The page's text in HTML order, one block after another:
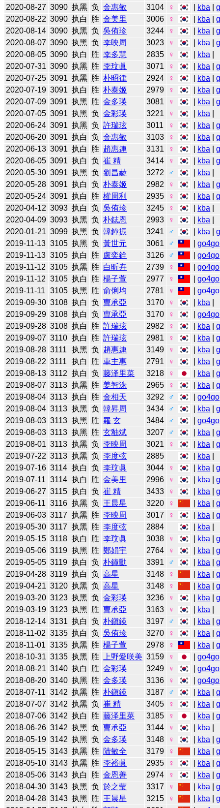
2020-08-27 3090 执黑 负 金惠敏 3104 ♀ kba |
2020-08-22 3090 执白 胜 金美里 3006 ♀ kba |
2020-08-14 3090 执黑 负 吳侑珍 3244 ♀ kba |
2020-08-07 3090 执黑 负 李映周 3023 ♀ kba |
2020-08-05 3090 执白 胜 李多慧 2835 ♀ kba
2020-07-31 3090 执黑 胜 李玟眞 3071 ♀ kba |
2020-07-25 3091 执黑 胜 朴昭律 2924 ♀ kba |
2020-07-19 3091 执白 胜 朴泰姬 2979 ♀ kba |
2020-07-09 3091 执黑 胜 金多瑛 3081 ♀ kba |
2020-07-05 3091 执黑 负 金彩瑛 3221 ♀ kba
2020-06-24 3091 执黑 负 許瑞玹 3011 ♀ kba |
2020-06-20 3091 执白 负 金惠敏 3103 ♀ kba |
2020-06-13 3091 执白 胜 趙惠連 3131 ♀ kba |
2020-06-05 3091 执白 负 崔 精 3414 ♀ kba |
2020-05-30 3091 执黑 负 劉昌赫 3272 ♂ kba
2020-05-28 3091 执白 负 朴泰姬 2982 ♀ kba |
2020-05-24 3091 执白 胜 權周利 2935 ♀ kba |
2020-04-12 3093 执白 负 吳侑珍 3245 ♀ kba
2020-04-09 3093 执黑 负 朴鋕恩 2993 ♀ kba
2020-01-21 3099 执黑 负 韓鐘振 3241 ♂ kba |
2019-11-13 3105 执黑 负 黃世元 3061 ♂ |go4go
2019-11-13 3105 执白 胜 盧奕銓 3126 ♂ |go4go
2019-11-12 3105 执黑 胜 白昕卉 2739 ♀ |go4go
2019-11-12 3105 执白 胜 楊子萱 2977 ♀ |go4go
2019-11-11
3105 执黑 胜 俞俐均 2781 ♀ |go4go
2019-09-30 3108 执白 负 曺承亞 3170 ♀ kba
2019-09-29 3108 执白 负 曺承亞 3170 ♀ |go4go
2019-09-28 3108 执白 胜 許瑞玹 2982 ♀ kba |
2019-09-07 3110 执白 胜 許瑞玹 2981 ♀ kba |
2019-08-28 3111 执黑 负 趙惠連 3149 ♀ kba |
2019-08-22 3111 执白 胜 車主惠 2791 ♀ kba |
2019-08-13 3112 执白 负 藤泽里菜 3218 ♀ kba |
2019-08-07 3113 执黑 胜 姜智洙 2965 ♀ kba |
2019-08-04 3113 执白 胜 金相天 3292 ♂ |go4go
2019-08-04 3113 执黑 负 韓昇周 3434 ♂ kba |
2019-08-03 3113 执黑 胜 羅 玄 3484 ♂ |go4go
2019-08-03 3113 执黑 胜 玄釉斌 3207 ♂ kba |
2019-08-01 3113 执黑 负 李映周 3021 ♀ kba |
2019-07-22 3113 执黑 负 李度弦 2885 kba
2019-07-16 3114 执白 负 李玟眞 3044 ♀ kba |
2019-07-11 3114 执白 胜 金美里 2996 ♀ kba |
2019-06-27 3115 执白 负 崔 精 3433 ♀ kba |
2019-06-11 3116 执黑 负 王晨星 3220 ♀ kba |
2019-06-03 3117 执黑 胜 李映周 3017 ♀ kba |
2019-05-30 3117 执黑 胜 李度弦 2884 kba
2019-05-15 3118 执白 胜 李玟眞 3038 ♀ kba |
2019-05-06 3119 执黑 胜 鄭娟宇 2764 ♀ kba |
2019-05-05 3119 执白 负 朴鐘勳 3391 ♂ kba |
2019-04-28 3119 执白 负 高星 3148 ♀ kba |
2019-04-21 3120 执黑 负 高星 3148 ♀ kba |
2019-03-20 3123 执黑 负 金彩瑛 3236 ♀ kba |
2019-03-19 3123 执黑 胜 曺承亞 3163 ♀ kba
2018-12-14 3131 执白 负 朴鎭鍈 3197 ♂ kba |
2018-11-02 3135 执白 负 吳侑珍 3270 ♀ kba |
2018-11-01 3135 执黑 胜 楊子萱 2978 ♀ kba |
2018-10-31 3135 执黑 胜 上野愛咲美 3159 ♀ |go4go
2018-08-21 3140 执白 胜 金彩瑛 3249 ♀ |go4go
2018-08-20 3140 执黑 胜 金多瑛 3136 ♀ |go4go
2018-07-11 3142 执黑 胜 朴鎭鍈 3187 ♂ kba |
2018-07-07 3142 执黑 负 崔 精 3405 ♀ kba |
2018-07-06 3142 执白 胜 藤泽里菜 3185 ♀ kba |
2018-06-26 3142 执黑 负 曺承亞 3144 ♀ kba
2018-05-19 3142 执黑 负 金多瑛 3148 ♀ kba |
2018-05-15 3143 执黑 胜 陆敏全 3179 ♀ kba |
2018-05-10 3143 执黑 胜 李裕眞 2935 ♀ kba |
2018-05-06 3143 执白 胜 金恩善 2974 ♀ kba |
2018-04-30 3143 执黑 负 於之莹 3317 ♀ kba |
2018-04-28 3143 执黑 胜 王晨星 3215 ♀ kba |